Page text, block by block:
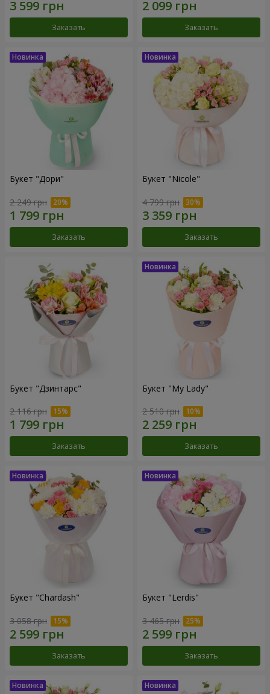
Заказать Заказать
Букет "Дори"
2 249 грн
Заказать
Букет "Nicole"
4 799 грн
Заказать
Букет "Дзинтарс"
2 116 грн
Заказать
Букет "My Lady"
2 510 грн
Заказать
Букет "Chardash"
3 058 грн
Заказать
Букет "Lerdis"
3 465 грн
Заказать